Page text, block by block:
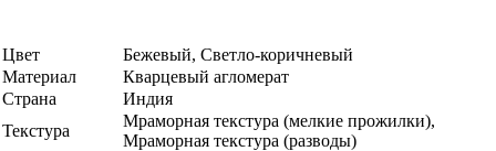
Цвет
Бежевый, Светло-коричневый
Материал
Кварцевый агломерат
Страна
Индия
Текстура
Мраморная текстура (мелкие прожилки),
Мраморная текстура (разводы)